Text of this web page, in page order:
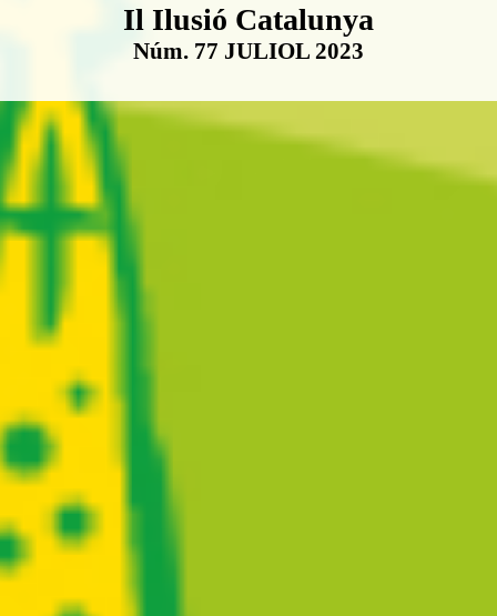
Boletín Il·lusió Catalunya
Il Ilusió Catalunya
Núm. 77 JULIOL 2023